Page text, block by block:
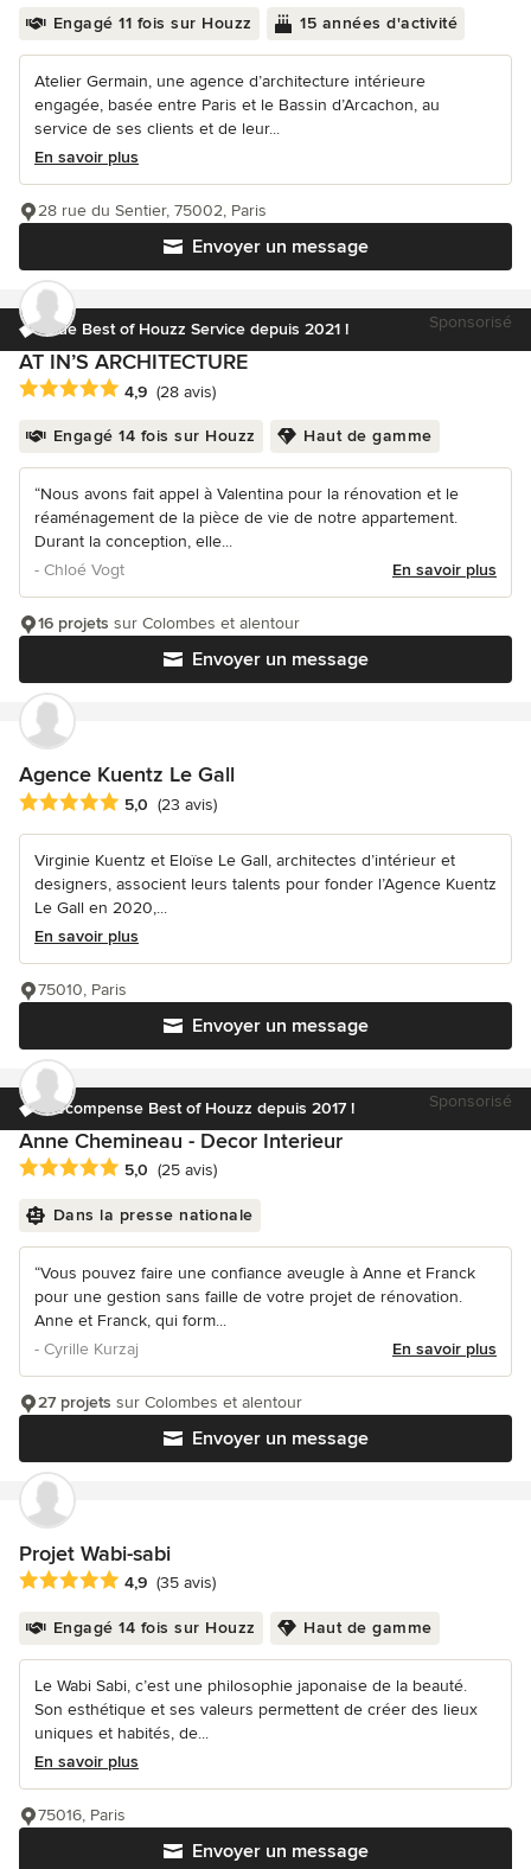
Engagé 11 fois sur Houzz 15 années d'activité
Atelier Germain, une agence d’architecture intérieure
engagée, basée entre Paris et le Bassin d’Arcachon, au
service de ses clients et de leur...
En savoir plus
Envoyer un message
28 rue du Sentier, 75002, Paris
Elue Best of Houzz Service depuis 2021 ! Sponsorisé
AT IN’S ARCHITECTURE
Note moyenne : 4.9 étoiles sur 5
4,9 (28 avis)
Engagé 14 fois sur Houzz Haut de gamme
“Nous avons fait appel à Valentina pour la rénovation et le
réaménagement de la pièce de vie de notre appartement.
Durant la conception, elle...
- Chloé Vogt
En savoir plus
Envoyer un message
16 projets sur Colombes et alentour
Agence Kuentz Le Gall
Note moyenne : 5 étoiles sur 5
5,0 (23 avis)
Virginie Kuentz et Eloïse Le Gall, architectes d’intérieur et
designers, associent leurs talents pour fonder l’Agence Kuentz
Le Gall en 2020,...
En savoir plus
Envoyer un message
75010, Paris
Récompense Best of Houzz depuis 2017 ! Sponsorisé
Anne Chemineau - Decor Interieur
Note moyenne : 5 étoiles sur 5
5,0 (25 avis)
Dans la presse nationale
“Vous pouvez faire une confiance aveugle à Anne et Franck
pour une gestion sans faille de votre projet de rénovation.
Anne et Franck, qui form...
- Cyrille Kurzaj
En savoir plus
Envoyer un message
27 projets sur Colombes et alentour
Projet Wabi-sabi
Note moyenne : 4.9 étoiles sur 5
4,9 (35 avis)
Engagé 14 fois sur Houzz Haut de gamme
Le Wabi Sabi, c’est une philosophie japonaise de la beauté.
Son esthétique et ses valeurs permettent de créer des lieux
uniques et habités, de...
En savoir plus
Envoyer un message
75016, Paris